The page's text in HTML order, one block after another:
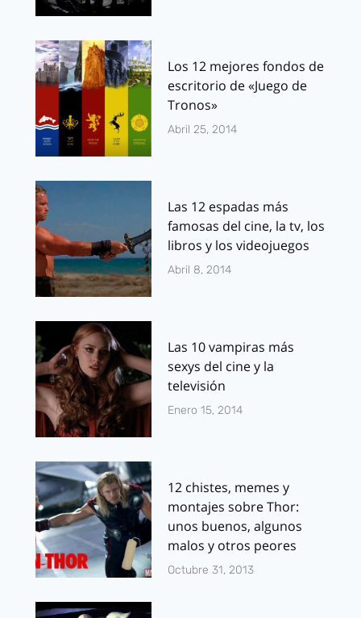
Los 12 mejores fondos de
escritorio de «Juego de
Tronos»
Abril 25, 2014
Las 12 espadas más
famosas del cine, la tv, los
libros y los videojuegos
Abril 8, 2014
Las 10 vampiras más
sexys del cine y la
televisión
Enero 15, 2014
12 chistes, memes y
montajes sobre Thor:
unos buenos, algunos
malos y otros peores
Octubre 31, 2013